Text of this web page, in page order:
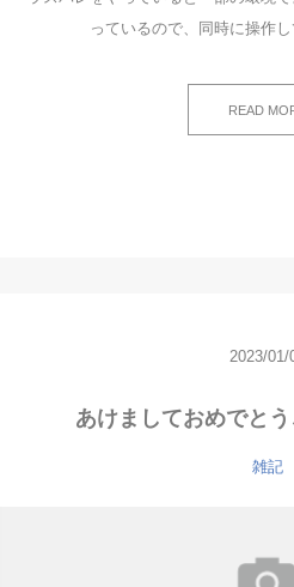
っているので、同時に操作し
READ
2023/01/
あけましておめでと
雑記